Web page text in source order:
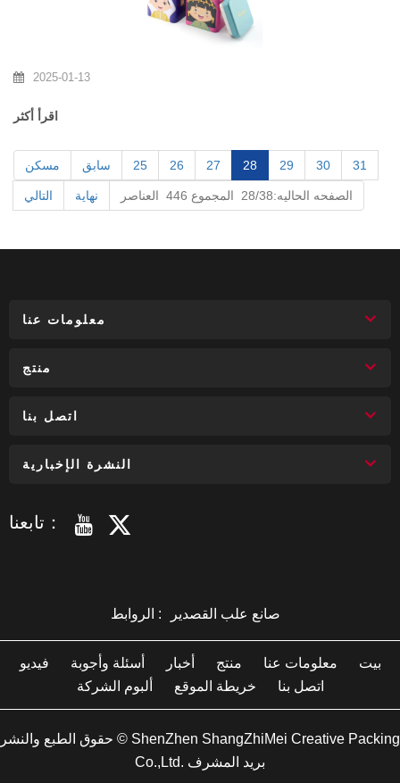
2025-01-13
اقرأ أكثر
مسكن سابق 25 26 27 28 29 30 31
التالي نهاية الصفحه الحاليه:28/38 المجموع 446 العناصر
معلومات عنا
منتج
اتصل بنا
النشرة الإخبارية
تابعنا：
الروابط : صانع علب القصدير
بيت معلومات عنا منتج أخبار أسئلة وأجوبة
فيديو
اتصل بنا
خريطة الموقع ألبوم الشركة
حقوق الطبع والنشر © ShenZhen ShangZhiMei Creative Packing
Co.,Ltd. بريد المشرف